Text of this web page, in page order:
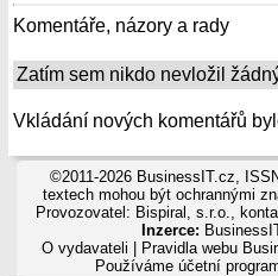
Komentáře, názory a rady
Zatím sem nikdo nevložil
Vkládání nových komentářů
©2011-2026 BusinessIT.cz,
textech mohou být ochrannými
Provozovatel: Bispiral, s.r.o.,
Inzerce:
O vydavateli
Pravidla webu
Používáme účetní